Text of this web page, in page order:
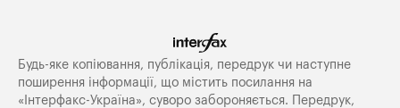
Будь-яке копiювання, публiкацiя, передрук чи наступне
поширення iнформацiї, що мiстить посилання на
«Iнтерфакс-Україна», суворо забороняється. Передрук,